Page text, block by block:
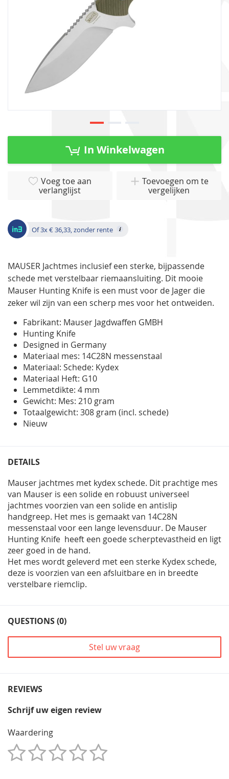
Ga
In Winkelwagen
Voeg toe aan
verlanglijst
Toevoegen om te
vergelijken
Of 3x € 36,33, zonder rente
MAUSER Jachtmes inclusief een sterke, bijpassende
schede met verstelbaar riemaansluiting. Dit mooie
Mauser Hunting Knife is een must voor de Jager die
zeker wil zijn van een scherp mes voor het ontweiden.
Fabrikant: Mauser Jagdwaffen GMBH
Hunting Knife
Designed in Germany
Materiaal mes: 14C28N messenstaal
Materiaal: Schede: Kydex
Materiaal Heft: G10
Lemmetdikte: 4 mm
Gewicht: Mes: 210 gram
Totaalgewicht: 308 gram (incl. schede)
Nieuw
DETAILS
Mauser jachtmes met kydex schede. Dit prachtige mes
van Mauser is een solide en robuust universeel
jachtmes voorzien van een solide en antislip
handgreep. Het mes is gemaakt van 14C28N
messenstaal voor een lange levensduur. De Mauser
Hunting Knife heeft een goede scherptevastheid en ligt
zeer goed in de hand.
Het mes wordt geleverd met een sterke Kydex schede,
deze is voorzien van een afsluitbare en in breedte
verstelbare riemclip.
QUESTIONS (0)
Stel uw vraag
REVIEWS
Schrijf uw eigen review
Waardering